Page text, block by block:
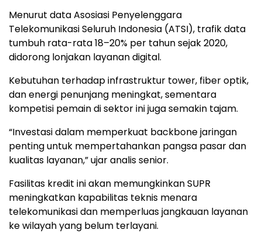
Menurut data Asosiasi Penyelenggara
Telekomunikasi Seluruh Indonesia (ATSI), trafik data
tumbuh rata-rata 18–20% per tahun sejak 2020,
didorong lonjakan layanan digital.
Kebutuhan terhadap infrastruktur tower, fiber optik,
dan energi penunjang meningkat, sementara
kompetisi pemain di sektor ini juga semakin tajam.
“Investasi dalam memperkuat backbone jaringan
penting untuk mempertahankan pangsa pasar dan
kualitas layanan,” ujar analis senior.
Fasilitas kredit ini akan memungkinkan SUPR
meningkatkan kapabilitas teknis menara
telekomunikasi dan memperluas jangkauan layanan
ke wilayah yang belum terlayani.